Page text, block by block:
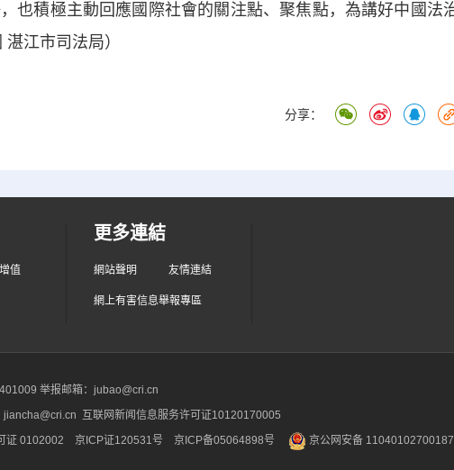
也積極主動回應國際社會的關注點、聚焦點，為講好中國法
江市司法局）
分享：
值
更多連結
網站聲明 友情連結
網上有害信息舉報專區
举报邮箱：jubao@cri.cn
互联网新闻信息服务许可证10120170005
证 0102002 京ICP证120531号 京ICP备05064898号 京公网安备